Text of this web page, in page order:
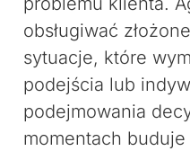
obsługiwać
sytuacje, które
podejścia lub
podejmowania
momentach